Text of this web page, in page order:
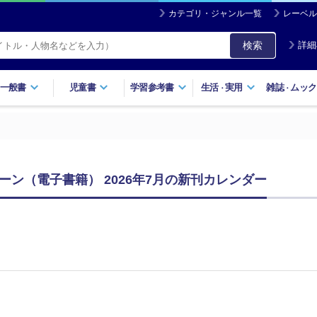
カテゴリ・ジャンル一覧 レーベ
検索 詳
一般書 児童書 学習参考書 生活・実用 雑誌・ ムック
ン（電子書籍） 2026年7月の新刊カレンダー